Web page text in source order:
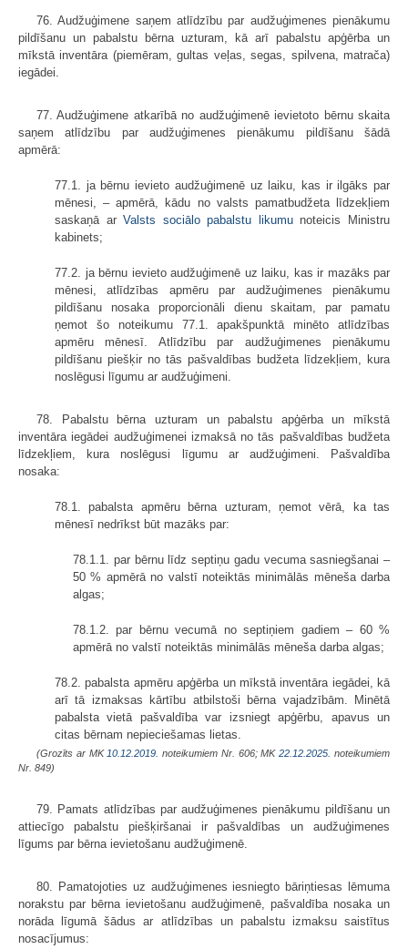
76. Audžuģimene saņem atlīdzību par audžuģimenes pienākumu
pildīšanu un pabalstu bērna uzturam, kā arī pabalstu apģērba un
mīkstā inventāra (piemēram, gultas veļas, segas, spilvena, matrača)
iegādei.
77. Audžuģimene atkarībā no audžuģimenē ievietoto bērnu skaita
saņem atlīdzību par audžuģimenes pienākumu pildīšanu šādā
apmērā:
77.1. ja bērnu ievieto audžuģimenē uz laiku, kas ir ilgāks par
mēnesi, – apmērā, kādu no valsts pamatbudžeta līdzekļiem
saskaņā arValsts sociālo pabalstu likumunoteicis Ministru
kabinets;
77.2. ja bērnu ievieto audžuģimenē uz laiku, kas ir mazāks par
mēnesi, atlīdzības apmēru par audžuģimenes pienākumu
pildīšanu nosaka proporcionāli dienu skaitam, par pamatu
ņemot šo noteikumu 77.1. apakšpunktā minēto atlīdzības
apmēru mēnesī. Atlīdzību par audžuģimenes pienākumu
pildīšanu piešķir no tās pašvaldības budžeta līdzekļiem, kura
noslēgusi līgumu ar audžuģimeni.
78. Pabalstu bērna uzturam un pabalstu apģērba un mīkstā
inventāra iegādei audžuģimenei izmaksā no tās pašvaldības budžeta
līdzekļiem, kura noslēgusi līgumu ar audžuģimeni. Pašvaldība
nosaka:
78.1. pabalsta apmēru bērna uzturam, ņemot vērā, ka tas
mēnesī nedrīkst būt mazāks par:
78.1.1. par bērnu līdz septiņu gadu vecuma sasniegšanai –
50 % apmērā no valstī noteiktās minimālās mēneša darba
algas;
78.1.2. par bērnu vecumā no septiņiem gadiem – 60 %
apmērā no valstī noteiktās minimālās mēneša darba algas;
78.2. pabalsta apmēru apģērba un mīkstā inventāra iegādei, kā
arī tā izmaksas kārtību atbilstoši bērna vajadzībām. Minētā
pabalsta vietā pašvaldība var izsniegt apģērbu, apavus un
citas bērnam nepieciešamas lietas.
(Grozīts ar MK 10.12.2019. noteikumiem Nr. 606; MK22.12.2025. noteikumiem
Nr. 849)
79. Pamats atlīdzības par audžuģimenes pienākumu pildīšanu un
attiecīgo pabalstu piešķiršanai ir pašvaldības un audžuģimenes
līgums par bērna ievietošanu audžuģimenē.
80. Pamatojoties uz audžuģimenes iesniegto bāriņtiesas lēmuma
norakstu par bērna ievietošanu audžuģimenē, pašvaldība nosaka un
norāda līgumā šādus ar atlīdzības un pabalstu izmaksu saistītus
nosacījumus: